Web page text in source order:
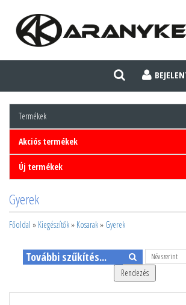
Termékek
Akciós termékek
Új termékek
Gyerek
Főoldal » Kiegészítők» Kosarak» Gyerek
Rendezés